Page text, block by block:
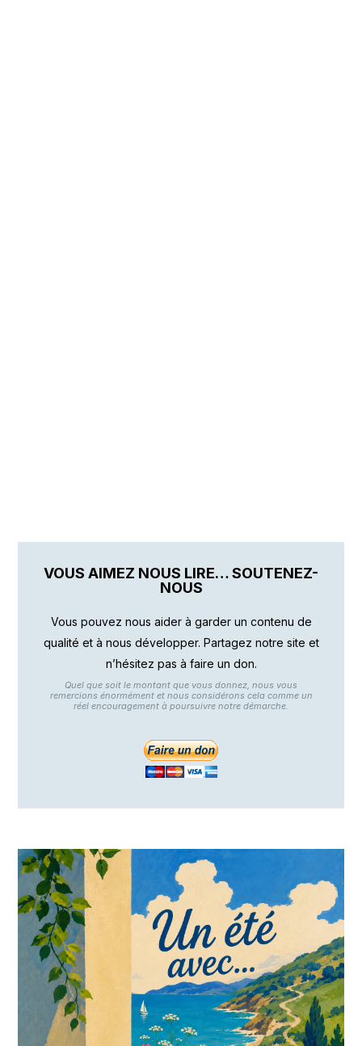
VOUS AIMEZ NOUS LIRE… SOUTENEZ-
NOUS
Vous pouvez nous aider à garder un contenu de
qualité et à nous développer. Partagez notre site et
n’hésitez pas à faire un don.
Quel que soit le montant que vous donnez, nous vous
remercions énormément et nous considérons cela comme un
réel encouragement à poursuivre notre démarche.